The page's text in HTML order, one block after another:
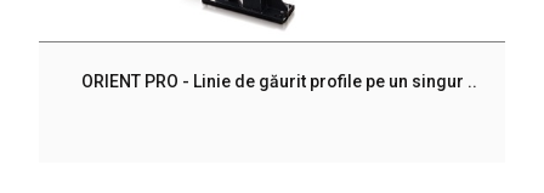
ORIENT PRO - Linie de găurit profile pe un singur ..